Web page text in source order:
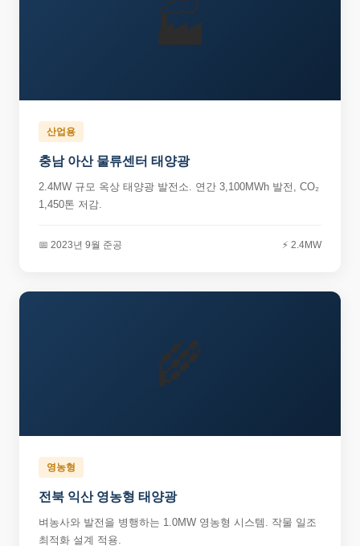
🏭
산업용
충남 아산 물류센터 태양광
2.4MW 규모 옥상 태양광 발전소. 연간 3,100MWh 발전, CO₂
1,450톤 저감.
📅 2023년 9월 준공 ⚡ 2.4MW
🌾
영농형
전북 익산 영농형 태양광
벼농사와 발전을 병행하는 1.0MW 영농형 시스템. 작물 일조
최적화 설계 적용.